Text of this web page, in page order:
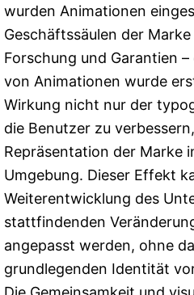
wurden Animationen
Geschäftssäulen der
Forschung und Garantien
von Animationen wurde
Wirkung nicht nur der
die Benutzer zu
Repräsentation der Marke
Umgebung. Dieser Effekt
Weiterentwicklung des
stattfindenden
angepasst werden, ohne
grundlegenden Identität